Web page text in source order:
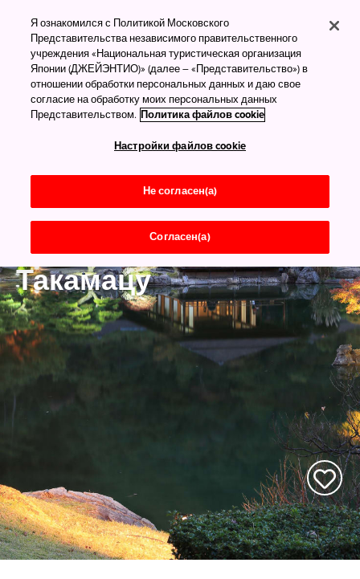
Кагава
Такамацу
Я ознакомился с Политикой Московского
Представительства независимого правительственного
учреждения «Национальная туристическая организация
Японии (ДЖЕЙЭНТИО)» (далее – «Представительство») в
отношении обработки персональных данных и даю свое
согласие на обработку моих персональных данных
Представительством. Политика файлов cookie
Настройки файлов cookie
Не согласен(а)
Согласен(а)